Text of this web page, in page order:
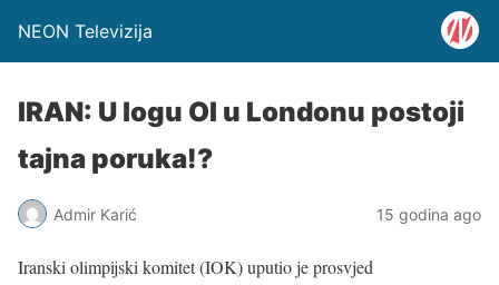
NEON Televizija
IRAN: U logu OI u Londonu postoji
tajna poruka!?
Admir Karić 15 godina ago
Iranski olimpijski komitet (IOK) uputio je prosvjed